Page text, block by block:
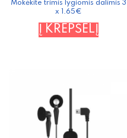
Mokėkite trimis lygiomis dalimis 3
x 1.65€
Į KREPŠELĮ